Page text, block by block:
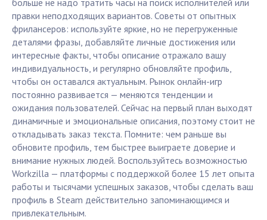
больше не надо тратить часы на поиск исполнителей или
правки неподходящих вариантов. Советы от опытных
фрилансеров: используйте яркие, но не перегруженные
деталями фразы, добавляйте личные достижения или
интересные факты, чтобы описание отражало вашу
индивидуальность, и регулярно обновляйте профиль,
чтобы он оставался актуальным. Рынок онлайн-игр
постоянно развивается — меняются тенденции и
ожидания пользователей. Сейчас на первый план выходят
динамичные и эмоциональные описания, поэтому стоит не
откладывать заказ текста. Помните: чем раньше вы
обновите профиль, тем быстрее выиграете доверие и
внимание нужных людей. Воспользуйтесь возможностью
Workzilla — платформы с поддержкой более 15 лет опыта
работы и тысячами успешных заказов, чтобы сделать ваш
профиль в Steam действительно запоминающимся и
привлекательным.